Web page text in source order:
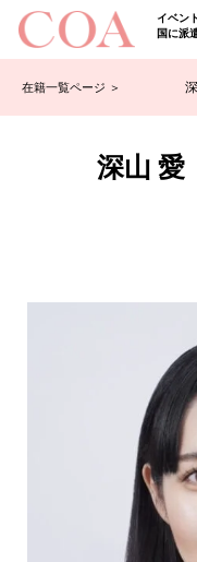
イベン
国に派
在籍一覧ページ ＞
深山 愛